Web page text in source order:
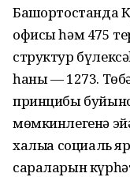
Башҡортостанда
офисы һәм 475
структур
һаны — 1273.
принцибы
мөмкинлегенә
халыҡҡа социаль
сараларын